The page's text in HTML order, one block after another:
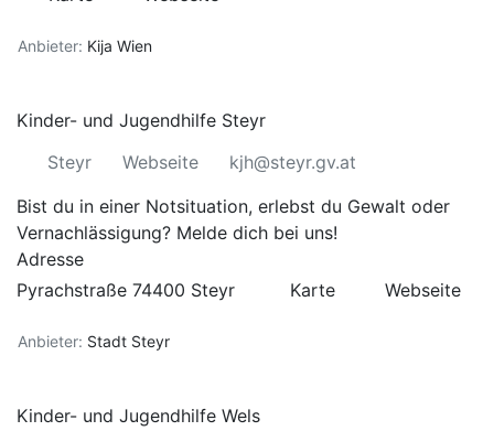
Anbieter: Kija Wien
Kinder- und Jugendhilfe Steyr
Steyr
Webseite
kjh@steyr.gv.at
Bist du in einer Notsituation, erlebst du Gewalt oder
Vernachlässigung? Melde dich bei uns!
Adresse
Pyrachstraße 74400 Steyr
Karte Webseite
Anbieter: Stadt Steyr
Kinder- und Jugendhilfe Wels